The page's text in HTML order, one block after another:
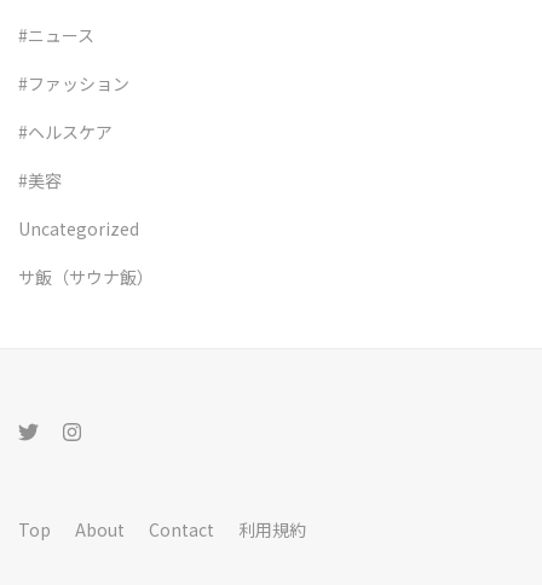
#ニュース
#ファッション
#ヘルスケア
#美容
Uncategorized
サ飯（サウナ飯）
Top About Contact 利用規約